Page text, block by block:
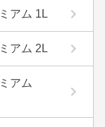
アム 1L
アム 2L
アム